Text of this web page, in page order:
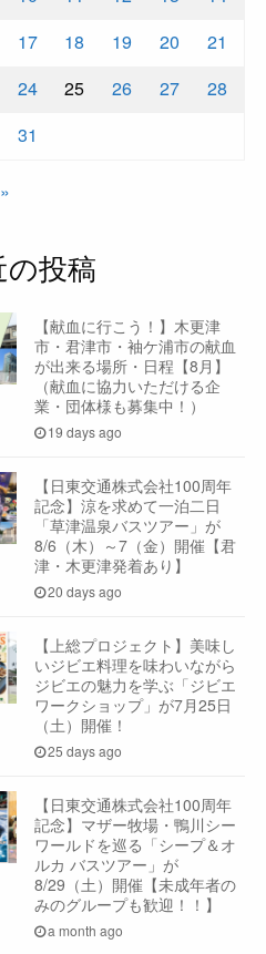
17 18 19 20
21
24 25 26 27
28
31
の投稿
【献血に行こう！】木更津
市・君津市・袖ケ浦市の献血
が出来る場所・日程【8月】
（献血に協力いただける企
業・団体様も募集中！）
19 days ago
【日東交通株式会社100周年
記念】涼を求めて一泊二日
「草津温泉バスツアー」が
8/6（木）～7（金）開催【君
津・木更津発着あり】
20 days ago
【上総プロジェクト】美味し
いジビエ料理を味わいながら
ジビエの魅力を学ぶ「ジビエ
ワークショップ」が7月25日
（土）開催！
25 days ago
【日東交通株式会社100周年
記念】マザー牧場・鴨川シー
ワールドを巡る「シープ＆オ
ルカ バスツアー」が
8/29（土）開催【未成年者の
みのグループも歓迎！！】
a month ago